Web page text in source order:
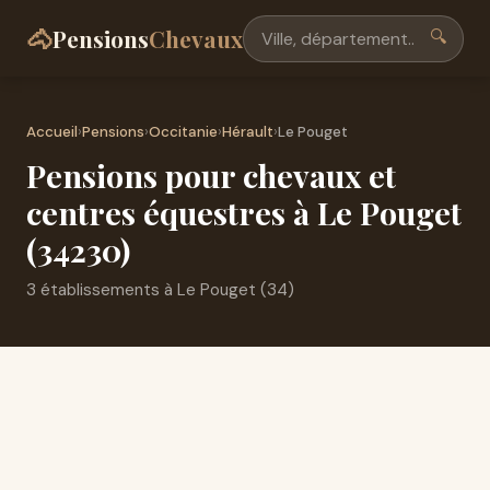
🐴PensionsChevaux 🔍
Accueil›Pensions›Occitanie›Hérault›Le Pouget
Pensions pour chevaux et
centres équestres à Le Pouget
(34230)
3 établissements à Le Pouget (34)